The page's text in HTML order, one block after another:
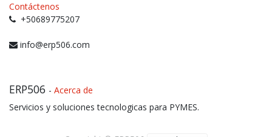
Contáctenos
+50689775207
info@erp506.com
ERP506 - Acerca de
Servicios y soluciones tecnologicas para PYMES.